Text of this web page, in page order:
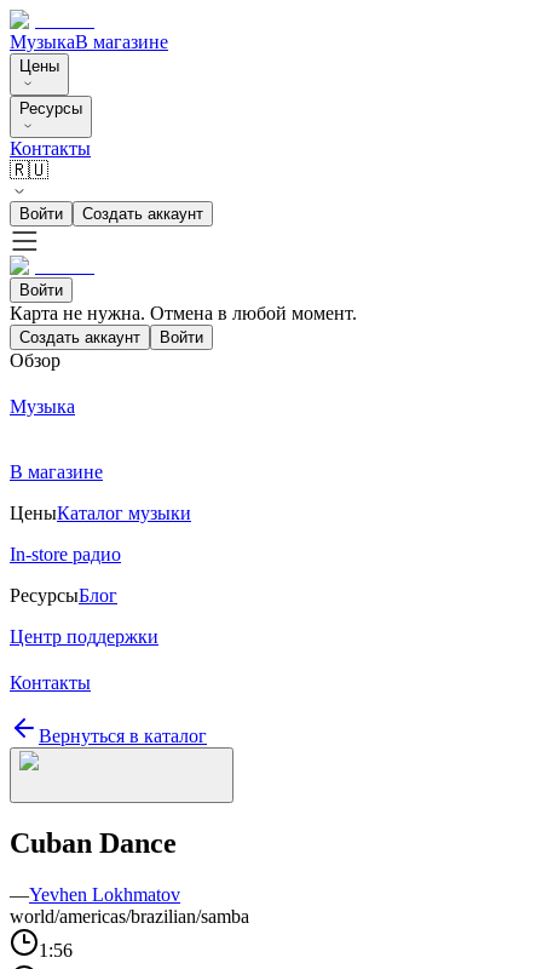
МузыкаВ магазине
Цены
Ресурсы
Контакты
🇷🇺
Войти Создать аккаунт
Войти
Карта не нужна. Отмена в любой момент.
Создать аккаунт Войти
Обзор
Музыка
В магазине
ЦеныКаталог музыки
In-store радио
РесурсыБлог
Центр поддержки
Контакты
Вернуться в каталог
Cuban Dance
—Yevhen Lokhmatov
world/americas/brazilian/samba
1:56